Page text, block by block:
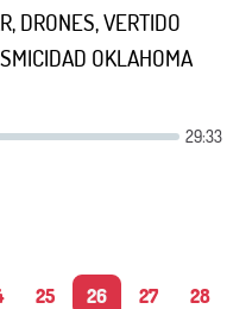
DRONES, VERTIDO
OKLAHOMA
25 26 27
28